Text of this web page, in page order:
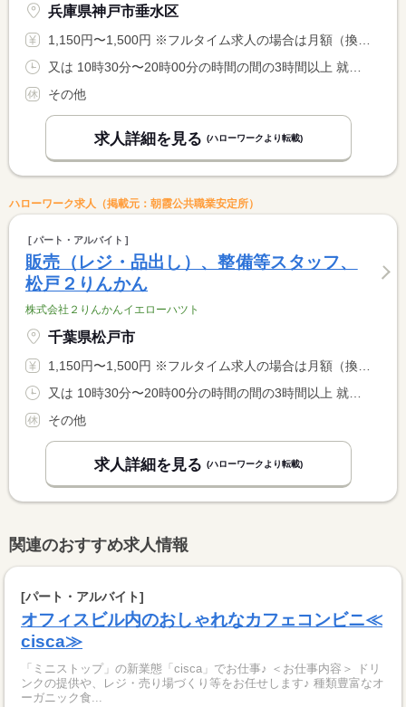
兵庫県神戸市垂水区
1,150円〜1,500円 ※フルタイム求人の場合は月額（換算額）、パート求人の場合は時間額を表示しています。
その他
求人詳細を見る (ハローワークより転載)
ハローワーク求人（掲載元：朝霞公共職業安定所）
パート・アルバイト
販売（レジ・品出し）、整備等スタッフ、
松戸２りんかん
株式会社２りんかんイエローハツト
千葉県松戸市
1,150円〜1,500円 ※フルタイム求人の場合は月額（換算額）、パート求人の場合は時間額を表示しています。
その他
求人詳細を見る (ハローワークより転載)
関連のおすすめ求人情報
[パート・アルバイト]
オフィスビル内のおしゃれなカフェコンビニ≪
cisca≫
「ミニストップ」の新業態「cisca」でお仕事♪ ＜お仕事内容＞ ドリ
ンクの提供や、レジ・売り場づくり等をお任せします♪ 種類豊富なオ
ーガニック食...